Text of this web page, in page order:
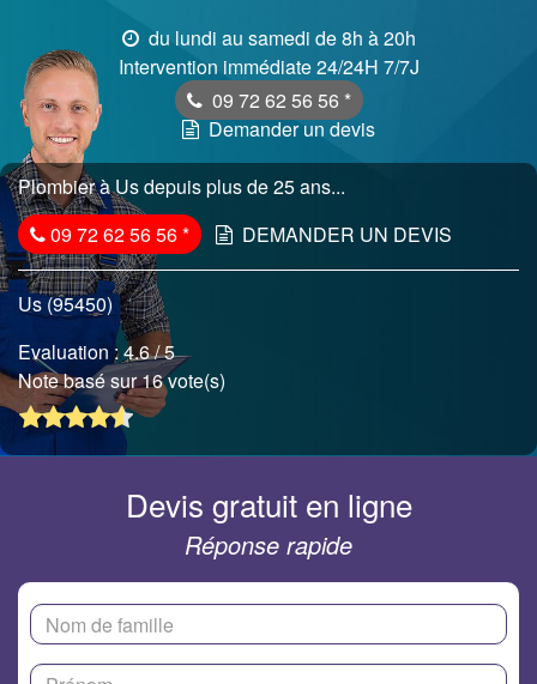
du lundi au samedi de 8h à 20h
Intervention immédiate 24/24H 7/7J
09 72 62 56 56 *
Demander un devis
Plombier à Us depuis plus de 25 ans...
09 72 62 56 56* DEMANDER UN DEVIS
Us (95450)
Evaluation :4.6/ 5
Note basé sur 16 vote(s)
Devis gratuit en ligne
Réponse rapide